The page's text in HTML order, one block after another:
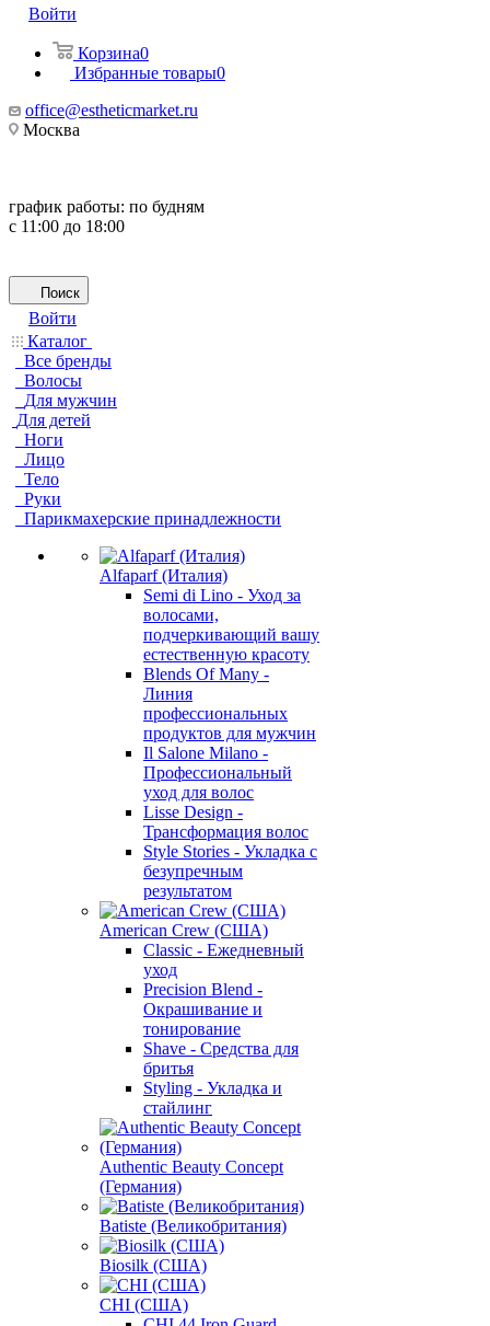
Войти
Корзина0
Избранные товары0
office@estheticmarket.ru
Москва
график работы: по будням
с 11:00 до 18:00
Поиск
Войти
Каталог
Все бренды
Волосы
Для мужчин
Для детей
Ноги
Лицо
Тело
Руки
Парикмахерские принадлежности
Alfaparf (Италия)
Semi di Lino - Уход за
волосами,
подчеркивающий вашу
естественную красоту
Blends Of Many -
Линия
профессиональных
продуктов для мужчин
Il Salone Milano -
Профессиональный
уход для волос
Lisse Design -
Трансформация волос
Style Stories - Укладка с
безупречным
результатом
American Crew (США)
Classic - Ежедневный
уход
Precision Blend -
Окрашивание и
тонирование
Shave - Средства для
бритья
Styling - Укладка и
стайлинг
Authentic Beauty Concept
(Германия)
Batiste (Великобритания)
Biosilk (США)
CHI (США)